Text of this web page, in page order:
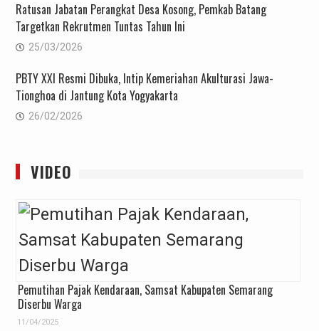
Ratusan Jabatan Perangkat Desa Kosong, Pemkab Batang
Targetkan Rekrutmen Tuntas Tahun Ini
25/03/2026
PBTY XXI Resmi Dibuka, Intip Kemeriahan Akulturasi Jawa-
Tionghoa di Jantung Kota Yogyakarta
26/02/2026
VIDEO
Pemutihan Pajak Kendaraan, Samsat Kabupaten Semarang
Diserbu Warga
11/04/2025